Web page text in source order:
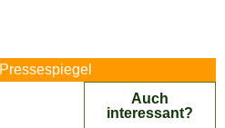
Auch
interessant?
Pressespiegel